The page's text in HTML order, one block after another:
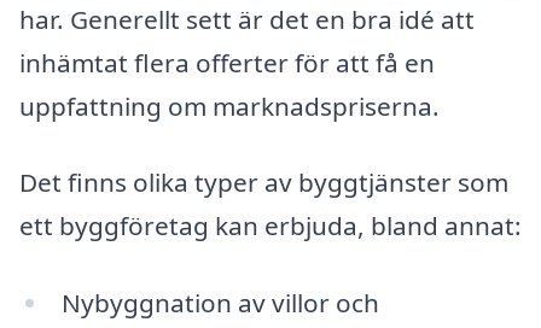
har. Generellt sett är det en bra idé att
inhämtat flera offerter för att få en
uppfattning om marknadspriserna.
Det finns olika typer av byggtjänster som
ett byggföretag kan erbjuda, bland annat:
Nybyggnation av villor och